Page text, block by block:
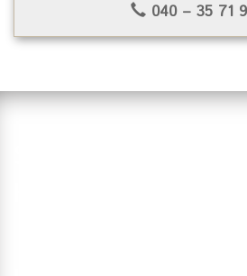
040 – 35 71